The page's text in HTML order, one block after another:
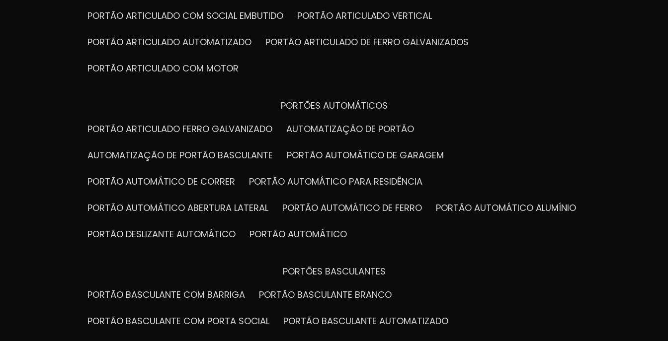
PORTÃO ARTICULADO COM SOCIAL EMBUTIDO PORTÃO ARTICULADO VERTICAL
PORTÃO ARTICULADO AUTOMATIZADO PORTÃO ARTICULADO DE FERRO GALVANIZADOS
PORTÃO ARTICULADO COM MOTOR
PORTÕES AUTOMÁTICOS
PORTÃO ARTICULADO FERRO GALVANIZADO
AUTOMATIZAÇÃO DE PORTÃO
AUTOMATIZAÇÃO DE PORTÃO BASCULANTE PORTÃO AUTOMÁTICO DE GARAGEM
PORTÃO AUTOMÁTICO DE CORRER PORTÃO AUTOMÁTICO PARA RESIDÊNCIA
PORTÃO AUTOMÁTICO ABERTURA LATERAL PORTÃO AUTOMÁTICO DE FERRO PORTÃO AUTOMÁTICO ALUMÍNIO
PORTÃO DESLIZANTE AUTOMÁTICO PORTÃO AUTOMÁTICO
PORTÕES BASCULANTES
PORTÃO BASCULANTE COM BARRIGA
PORTÃO BASCULANTE BRANCO
PORTÃO BASCULANTE COM PORTA SOCIAL PORTÃO BASCULANTE AUTOMATIZADO